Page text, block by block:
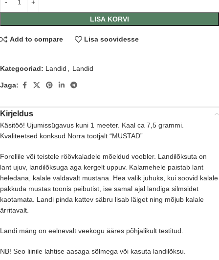
LISA KORVI
Add to compare Lisa soovidesse
Kategooriad: Landid Landid
Jaga:
Kirjeldus
Käsitöö! Ujumissügavus kuni 1 meeter. Kaal ca 7,5 grammi.
Kvaliteetsed konksud Norra tootjalt “MUSTAD”
Forellile või teistele röövkaladele mõeldud voobler. Landilõksuta on
lant ujuv, landilõksuga aga kergelt uppuv. Kalamehele paistab lant
heledana, kalale valdavalt mustana. Hea valik juhuks, kui soovid kalale
pakkuda mustas toonis peibutist, ise samal ajal landiga silmsidet
kaotamata. Landi pinda kattev säbru lisab läiget ning mõjub kalale
ärritavalt.
Landi mäng on eelnevalt veekogu ääres põhjalikult testitud.
NB! Seo liinile lahtise aasaga sõlmega või kasuta landilõksu.